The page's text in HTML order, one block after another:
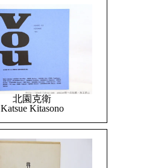
北園克衛
Katsue Kitasono